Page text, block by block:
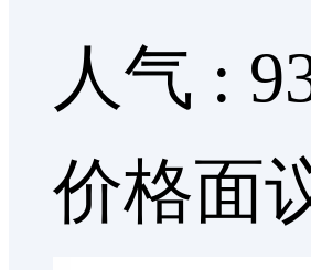
人气 :
价格面